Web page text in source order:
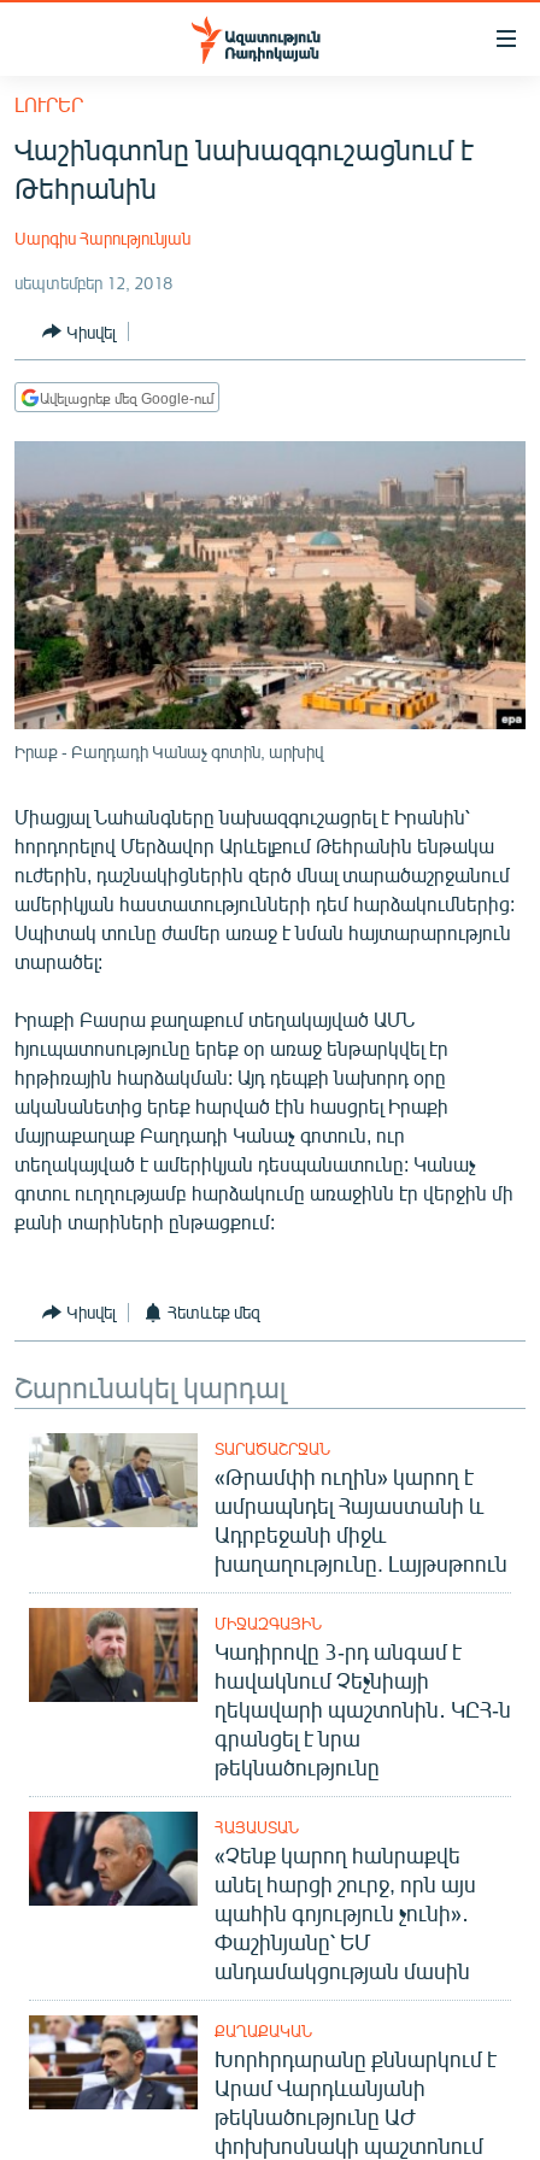
Մատչելիության
հիմնական
բովանդակությանը
Անցնել
հիմնական
մենյուին
ՀԱՅԱՍՏԱՆ
ՔԱՂԱՔԱԿԱՆ
ԸՆՏՐՈՒԹՅՈՒՆՆԵՐ 2026
ԻՐԱՎՈՒՆՔ
ՀԱՍԱՐԱԿՈՒԹՅՈՒՆ
ՏՆՏԵՍՈՒԹՅՈՒՆ
ՏԱՐԱԾԱՇՐՋԱՆ
ՄԻՋԱԶԳԱՅԻՆ
ՄՇԱԿՈՒՅԹ
ՍՊՈՐՏ
ՄԵԿՆԱԲԱՆՈՒԹՅՈՒՆ
ՏՏ ԵՒ ԻՆՏԵՐՆԵՏ
ԱՐԽԻՎ
ՏԵՍԱՆՅՈՒԹԵՐ
ԲԱՆԱՎԵՃ
ՁԳՏԵԼՈՎ ԼԱՎԱԳՈՒՅՆԻՆ
Հայերեն
English
Русский
ՀԵՏԵՎԵՔ ՄԵԶ
«Ազատության» բոլոր կայքերը
ԼՈՒՐԵՐ
Վաշինգտոնը նախազգուշացնում է
Թեհրանին
Սարգիս Հարությունյան
սեպտեմբեր 12, 2018
Կիսվել
Ավելացրեք մեզ Google-ում
Իրաք - Բաղդադի Կանաչ գոտին, արխիվ
Միացյալ Նահանգները նախազգուշացրել է Իրանին՝
հորդորելով Մերձավոր Արևելքում Թեհրանին ենթակա
ուժերին, դաշնակիցներին զերծ մնալ տարածաշրջանում
ամերիկյան հաստատությունների դեմ հարձակումներից:
Սպիտակ տունը ժամեր առաջ է նման հայտարարություն
տարածել:
Իրաքի Բասրա քաղաքում տեղակայված ԱՄՆ
հյուպատոսությունը երեք օր առաջ ենթարկվել էր
հրթիռային հարձակման: Այդ դեպքի նախորդ օրը
ականանետից երեք հարված էին հասցրել Իրաքի
մայրաքաղաք Բաղդադի Կանաչ գոտուն, ուր
տեղակայված է ամերիկյան դեսպանատունը: Կանաչ
գոտու ուղղությամբ հարձակումը առաջինն էր վերջին մի
քանի տարիների ընթացքում:
Կիսվել Հետևեք մեզ
Շարունակել կարդալ
ՏԱՐԱԾԱՇՐՋԱՆ
«Թրամփի ուղին» կարող է
ամրապնդել Հայաստանի և
Ադրբեջանի միջև
խաղաղությունը. Լայթսթոուն
ՄԻՋԱԶԳԱՅԻՆ
Կադիրովը 3-րդ անգամ է
հավակնում Չեչնիայի
ղեկավարի պաշտոնին․ ԿԸՀ-ն
գրանցել է նրա
թեկնածությունը
ՀԱՅԱՍՏԱՆ
«Չենք կարող հանրաքվե
անել հարցի շուրջ, որն այս
պահին գոյություն չունի»․
Փաշինյանը՝ ԵՄ
անդամակցության մասին
ՔԱՂԱՔԱԿԱՆ
Խորհրդարանը քննարկում է
Արամ Վարդևանյանի
թեկնածությունը ԱԺ
փոխխոսնակի պաշտոնում